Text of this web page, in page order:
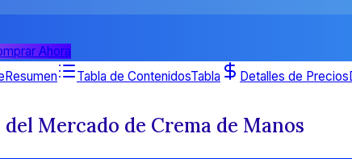
Ahora
Resumen Tabla de ContenidosTabla Detalles de Precios
Mercado de Crema de Manos